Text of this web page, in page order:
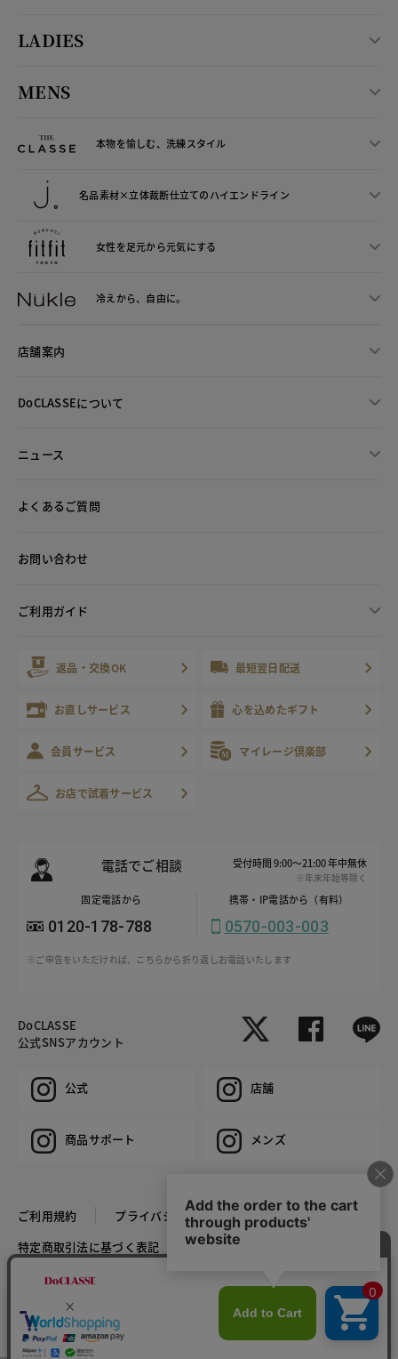
カラー・サイズを選択する
LADIES
MENS
本物を愉しむ、洗練スタイル
名品素材×立体裁断仕立てのハイエンドライン
女性を足元から元気にする
冷えから、 自由に。
店舗案内
DoCLASSEについて
ニュース
よくあるご質問
お問い合わせ
ご利用ガイド
返品・交換OK 最短翌日配送
お直しサービス 心を込めたギフト
会員サービス マイレージ倶楽部
お店で試着サービス
電話でご相談 受付時間 9:00～21:00 年中無休
※年末年始等除く
固定電話から
0120-178-788
携帯・IP電話から（有料）
0570-003-003
※ご申告をいただければ、こちらから折り返しお電話いたします
DoCLASSE
公式SNSアカウント
公式 店舗
商品サポート メンズ
ご利用規約
プライバシーポリシー
特定商取引法に基づく表記
推奨環境
COPYRIGHT © DoCLASSE ALL RIGHTS RESERVED.